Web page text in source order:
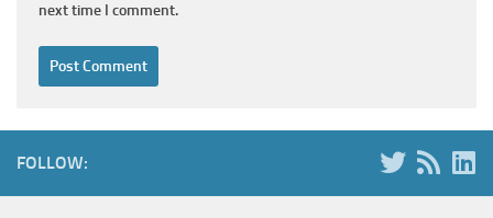
next time I comment.
FOLLOW: